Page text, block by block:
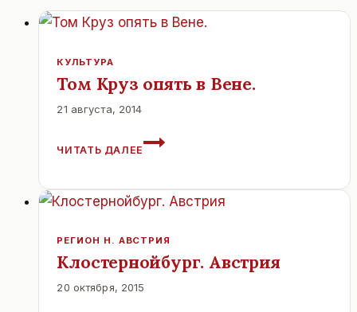
КУЛЬТУРА
Том Круз опять в Вене.
21 августа, 2014
ЧИТАТЬ ДАЛЕЕ
ТОМ
В
ВЕНЕ.
РЕГИОН Н. АВСТРИЯ
Клостернойбург. Австрия
20 октября, 2015